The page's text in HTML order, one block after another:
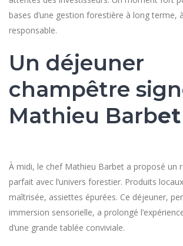
bases d’une gestion forestière à long terme,
responsable.
Un déjeuner
champêtre
Mathieu Barbet
À midi, le chef Mathieu Barbet a proposé un
parfait avec l’univers forestier. Produits
maîtrisée, assiettes épurées. Ce déjeuner,
immersion sensorielle, a prolongé
d’une grande tablée conviviale.